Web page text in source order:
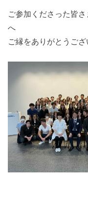
ご参加くださった皆
へ
ご縁をありがとうござ